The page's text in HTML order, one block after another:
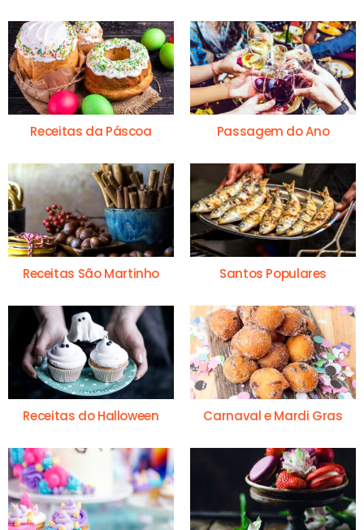
Receitas da Páscoa Passagem do Ano
Receitas São Martinho Santos Populares
Receitas do Halloween Carnaval e Mardi Gras